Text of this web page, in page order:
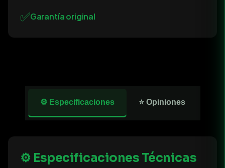
✅Garantía original
⚙️ Especificaciones ⭐ Opiniones
⚙️ Especificaciones Técnicas